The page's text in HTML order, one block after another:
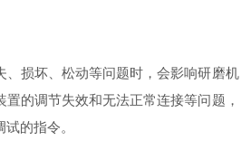
损坏、松动等问题时，会影响研磨机
的调节失效和无法正常连接等问题，
的指令。